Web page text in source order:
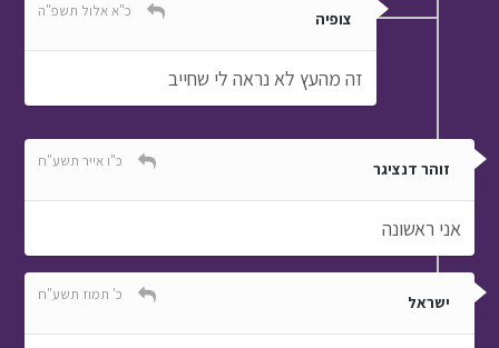
צופיה כ"א אלול תשפ"ה
זה מהעץ לא נראה לי שחייב
זוהר דנציגר כ"ו אייר תשע"ח
אני ראשונה
ישראל כ' תמוז תשע"ח